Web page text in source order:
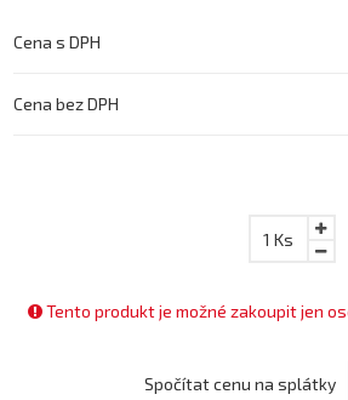
Cena s DPH
Cena bez DPH
1 Ks
Tento produkt je možné zakoupit jen
Spočítat cenu na splátky